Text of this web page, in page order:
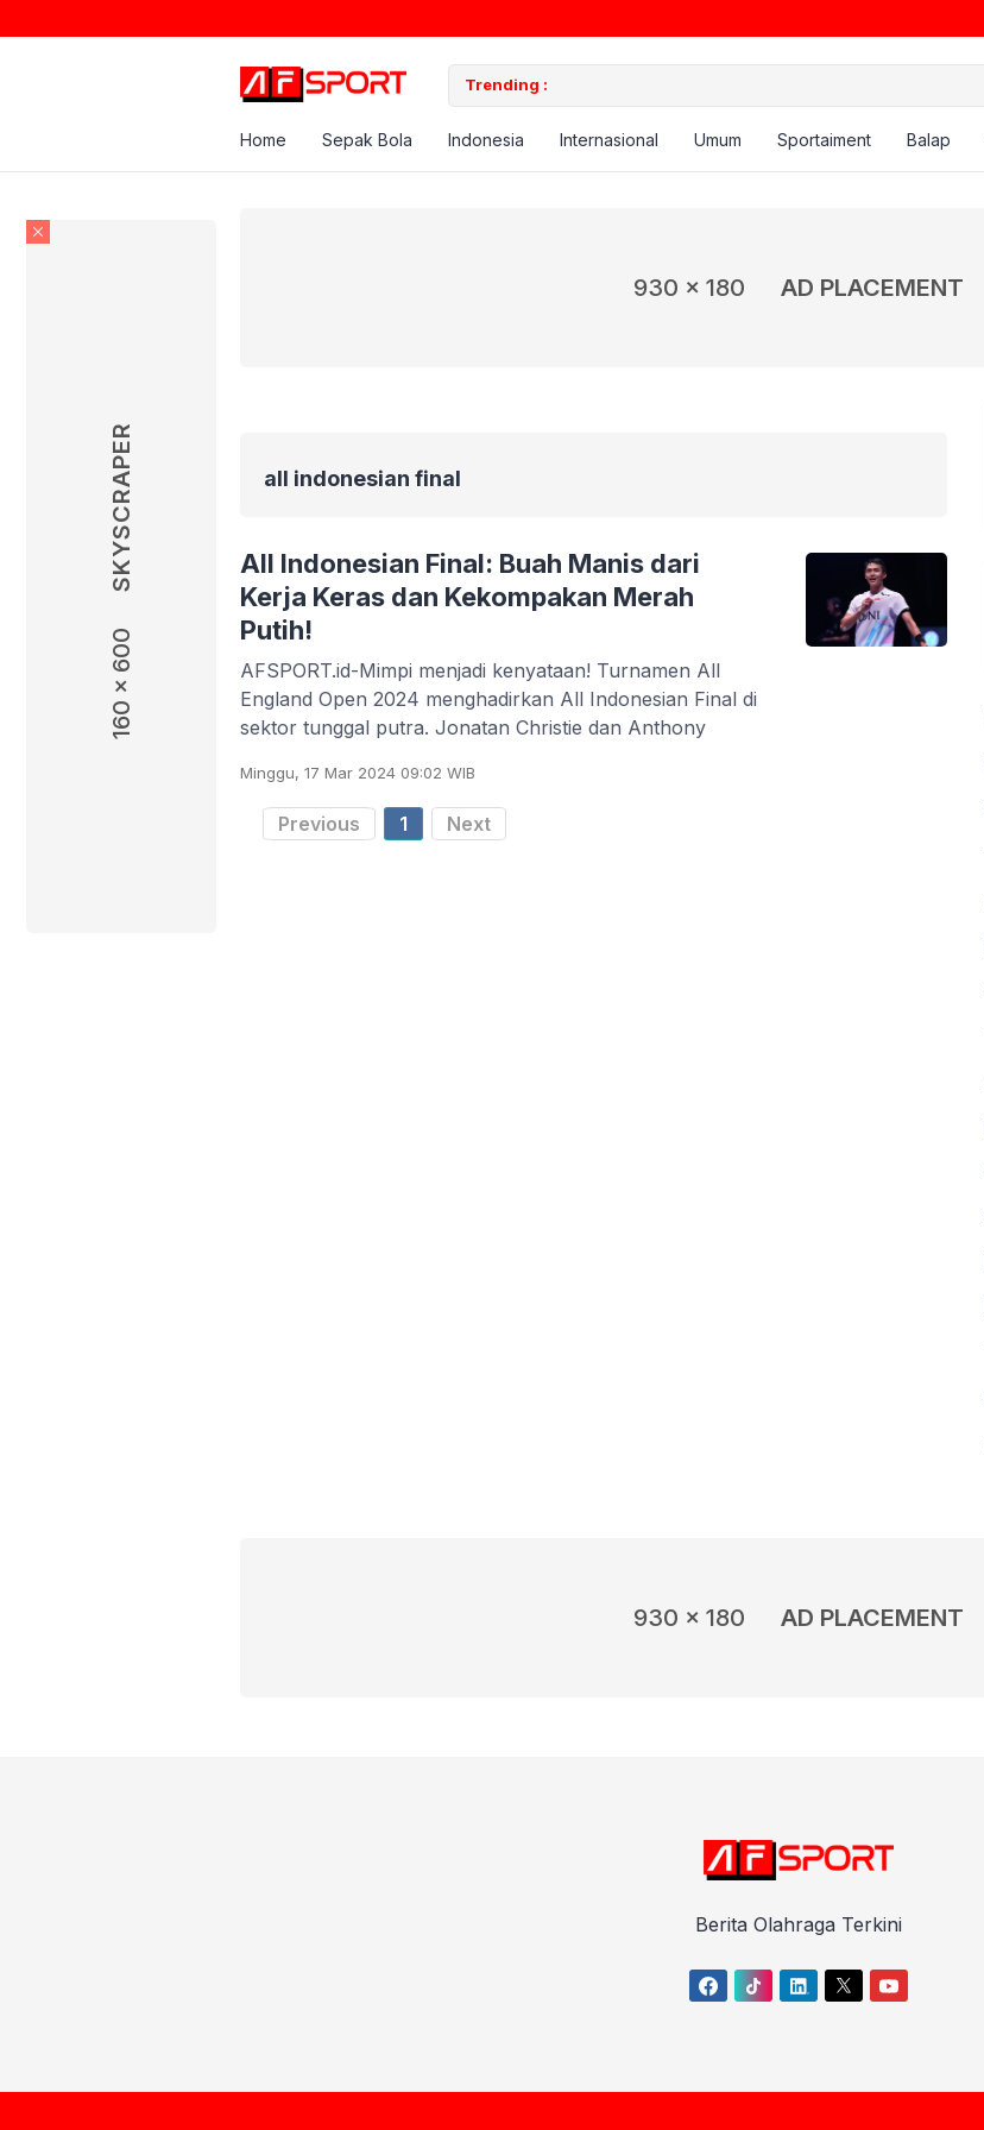
160 x 600
SKYSCRAPER
Trending :
Home Sepak Bola Indonesia Internasional Umum Sportaiment Balap
930 x 180 AD PLACEMENT
all indonesian final
All Indonesian Final: Buah Manis dari
Kerja Keras dan Kekompakan Merah
Putih!
AFSPORT.id-Mimpi menjadi kenyataan! Turnamen All
England Open 2024 menghadirkan All Indonesian Final di
sektor tunggal putra. Jonatan Christie dan Anthony
Minggu, 17 Mar 2024 09:02 WIB
Previous 1 Next
930 x 180 AD PLACEMENT
Berita Olahraga Terkini